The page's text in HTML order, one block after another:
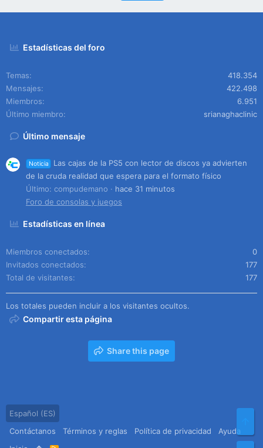
Estadísticas del foro
Temas
418.354
Mensajes
422.498
Miembros
6.951
Último miembro
srianaghaclinic
Último mensaje
Noticia
Las cajas de la PS5 con lector de discos ya advierten
de la cruda realidad que espera para el formato físico
Último: compudemano
hace 31 minutos
Foro de consolas y juegos
Estadísticas en línea
Miembros conectados
0
Invitados conectados
177
Total de visitantes
177
Los totales pueden incluir a los visitantes ocultos.
Compartir esta página
Share this page
Español (ES)
Contáctanos
Términos y reglas Política de privacidad
Ayuda